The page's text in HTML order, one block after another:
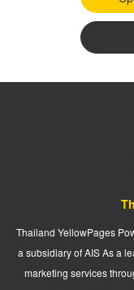
Thailand YellowPages
a subsidiary of AIS As a
marketing services